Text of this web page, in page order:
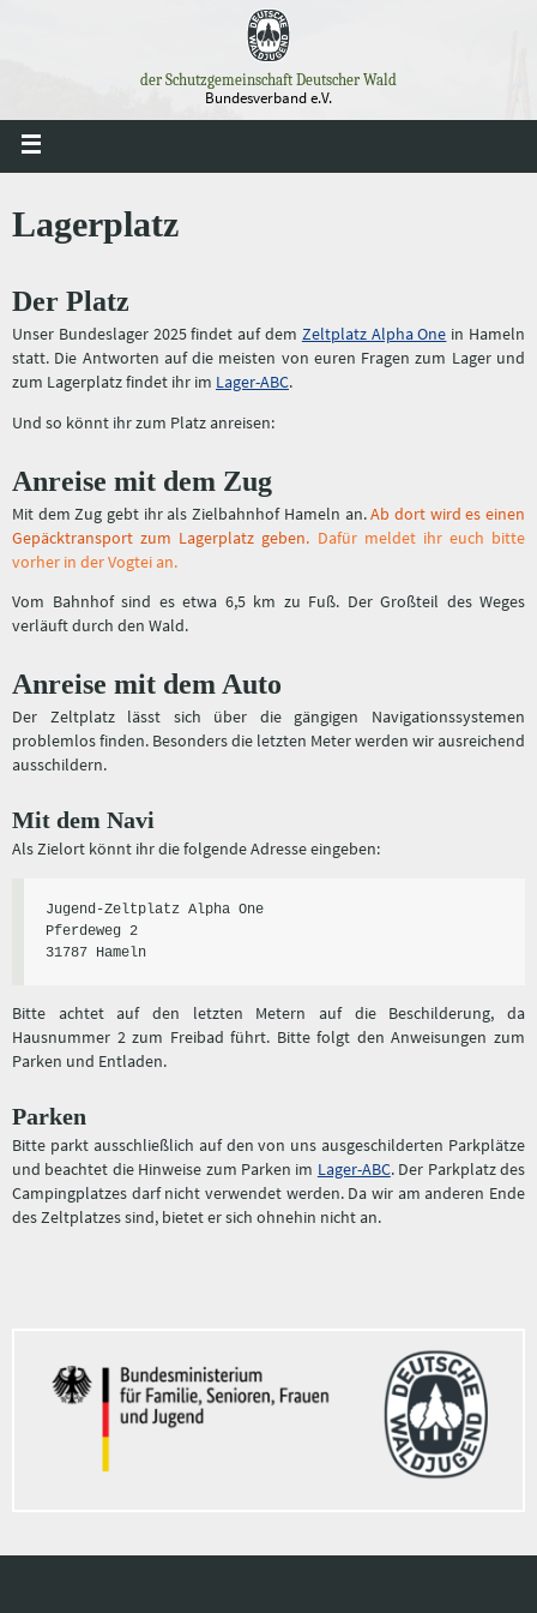
der Schutzgemeinschaft Deutscher Wald
Bundesverband e.V.
Lagerplatz
Der Platz
Unser Bundeslager 2025 findet auf dem Zeltplatz Alpha One in Hameln
statt. Die Antworten auf die meisten von euren Fragen zum Lager und
zum Lagerplatz findet ihr im Lager-ABC.
Und so könnt ihr zum Platz anreisen:
Anreise mit dem Zug
Mit dem Zug gebt ihr als Zielbahnhof Hameln an.Ab dort wird es einen
Gepäcktransport zum Lagerplatz geben. Dafür meldet ihr euch bitte
vorher in der Vogtei an.
Vom Bahnhof sind es etwa 6,5 km zu Fuß. Der Großteil des Weges
verläuft durch den Wald.
Anreise mit dem Auto
Der Zeltplatz lässt sich über die gängigen Navigationssystemen
problemlos finden. Besonders die letzten Meter werden wir ausreichend
ausschildern.
Mit dem Navi
Als Zielort könnt ihr die folgende Adresse eingeben:
Jugend-Zeltplatz Alpha One
Pferdeweg 2
31787 Hameln
Bitte achtet auf den letzten Metern auf die Beschilderung, da
Hausnummer 2 zum Freibad führt. Bitte folgt den Anweisungen zum
Parken und Entladen.
Parken
Bitte parkt ausschließlich auf den von uns ausgeschilderten Parkplätze
und beachtet die Hinweise zum Parken im Lager-ABC. Der Parkplatz des
Campingplatzes darf nicht verwendet werden. Da wir am anderen Ende
des Zeltplatzes sind, bietet er sich ohnehin nicht an.